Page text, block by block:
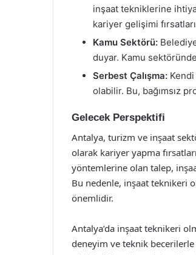
inşaat tekniklerine
kariyer gelişimi
Kamu Sektörü:
duyar. Kamu
Serbest Çalışma:
olabilir. Bu, bağımsız
Gelecek Perspektifi
Antalya, turizm ve inşaat
olarak kariyer yapma
yöntemlerine olan talep,
Bu nedenle, inşaat teknikeri
önemlidir.
Antalya’da inşaat teknikeri
deneyim ve teknik becerilerle